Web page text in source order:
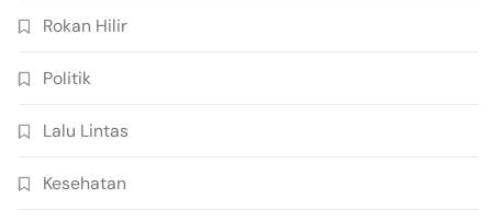
Rokan Hilir
Politik
Lalu Lintas
Kesehatan